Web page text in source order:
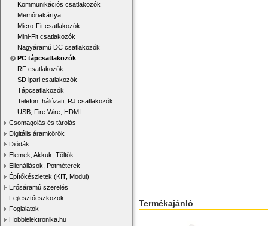
Kommunikációs csatlakozók
Memóriakártya
Micro-Fit csatlakozók
Mini-Fit csatlakozók
Nagyáramú DC csatlakozók
PC tápcsatlakozók
RF csatlakozók
SD ipari csatlakozók
Tápcsatlakozók
Telefon, hálózati, RJ csatlakozók
USB, Fire Wire, HDMI
Csomagolás és tárolás
Digitális áramkörök
Diódák
Elemek, Akkuk, Töltők
Ellenállások, Potméterek
Építőkészletek (KIT, Modul)
Erősáramú szerelés
Fejlesztőeszközök
Foglalatok
Hobbielektronika.hu
Termékajánló